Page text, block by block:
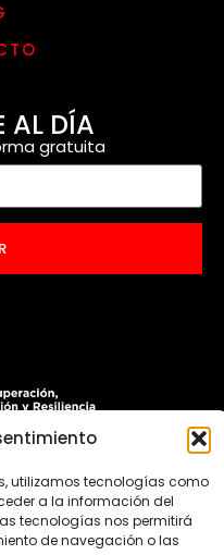
utilizamos tecnologías como
a la información del
tecnologías nos permitirá
de navegación o las
AL DÍA
gratuita